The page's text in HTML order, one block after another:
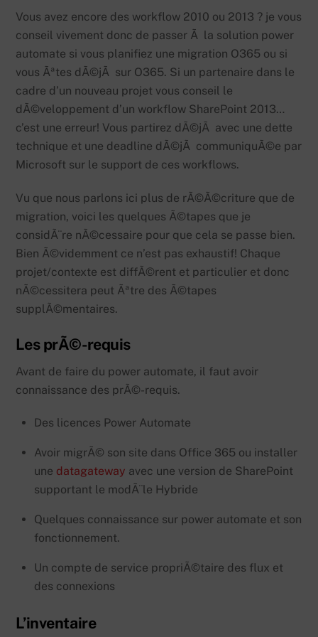
Vous avez encore des workflow 2010 ou 2013 ? je vous
conseil vivement donc de passer Ã la solution power
automate si vous planifiez une migration O365 ou si
vous Ãªtes dÃ©jÃ sur O365. Si un partenaire dans le
cadre d’un nouveau projet vous conseil le
dÃ©veloppement d’un workflow SharePoint 2013…
c’est une erreur! Vous partirez dÃ©jÃ avec une dette
technique et une deadline dÃ©jÃ communiquÃ©e par
Microsoft sur le support de ces workflows.
Vu que nous parlons ici plus de rÃ©Ã©criture que de
migration, voici les quelques Ã©tapes que je
considÃ¨re nÃ©cessaire pour que cela se passe bien.
Bien Ã©videmment ce n’est pas exhaustif! Chaque
projet/contexte est diffÃ©rent et particulier et donc
nÃ©cessitera peut Ãªtre des Ã©tapes
supplÃ©mentaires.
Les prÃ©-requis
Avant de faire du power automate, il faut avoir
connaissance des prÃ©-requis.
Des licences Power Automate
Avoir migrÃ© son site dans Office 365 ou installer
une datagateway avec une version de SharePoint
supportant le modÃ¨le Hybride
Quelques connaissance sur power automate et son
fonctionnement.
Un compte de service propriÃ©taire des flux et
des connexions
L’inventaire